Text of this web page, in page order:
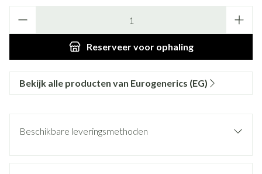
Reserveervoor ophaling
Bekijk alle producten van Eurogenerics (EG)
Beschikbare leveringsmethoden